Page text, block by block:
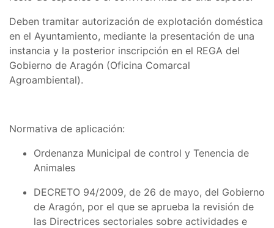
Deben tramitar autorización de explotación doméstica
en el Ayuntamiento, mediante la presentación de una
instancia y la posterior inscripción en el REGA del
Gobierno de Aragón (Oficina Comarcal
Agroambiental).
Normativa de aplicación:
Ordenanza Municipal de control y Tenencia de
Animales
DECRETO 94/2009, de 26 de mayo, del Gobierno
de Aragón, por el que se aprueba la revisión de
las Directrices sectoriales sobre actividades e